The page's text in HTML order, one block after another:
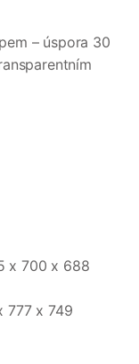
– úspora 30
x 700 x 688
777 x 749